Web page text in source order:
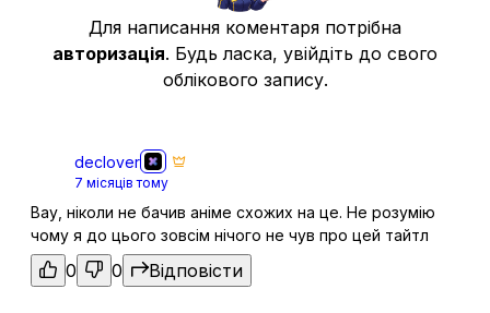
14 черв. 2023
13 1x13
28 черв. 2023
Для написання коментаря потрібна
авторизація. Будь ласка, увійдіть до свого
облікового запису.
declover
7 місяців тому
Вау, ніколи не бачив аніме схожих на це. Не розумію
чому я до цього зовсім нічого не чув про цей тайтл
0 0 Відповісти